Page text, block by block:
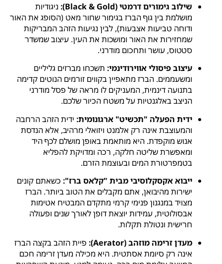
שילוב גימורים דרמטי (Black & Gold):
ניגודיות
מושלמת בין גוף הברז בגימור שחור מאט (הסופג את האור
ודוחה טביעות אצבעות), לבין נגיעות הזהב המבריקות
שמחזירות את האור ומושכות את העין. עיצוב שמשדר
סטטוס, עושר ותחכום מודרני.
עיצוב פיסולי אווירודינמי: תשכחו מברזים גליליים
ומשעממים. הברז מתאפיין בקווים זורמים הנוטים קדימה
בתנועה דינמית, המעניקים לו מראה של פסל מודרני
הניצב באלגנטיות על משטח הכיור שלכם.
ידית הפעלה "תכשיט" ארגונומית: ידית הזהב הרחבה
והמעוצבת אינה רק אלמנט ויזואלי מרהיב, אלא הנדסת
אנוש מוקפדת. היא מותאמת באופן מושלם לכף היד
ומאפשרת שליטה חלקה, רכה ומדויקת להפליא
בטמפרטורת המים ובעוצמת הזרם.
ייבוא אקסקלוסיבי מבית "קלאס ברז": כשאתם קונים
ישירות מהיבואן, אתם מקבלים את הטוב ביותר. הברז
מצויד במנגנון פנימי קרמי מתקדם המבטיח אטימות
אבסולוטית, עמידות יוצאת דופן לאורך שנים ופעולה
חרישית ונטולת תקלות.
מעדן זרימה מוזהב (Aerator):
פיית הזהב בקצה הברז
אינה רק סיומת אסתטית. היא מכילה מעדן זרימה חכם